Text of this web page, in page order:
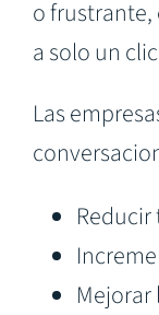
o
a solo un
Las